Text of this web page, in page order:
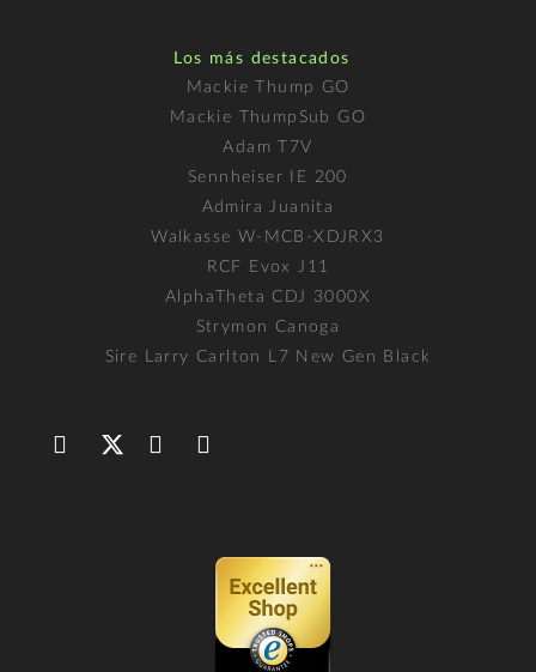
Los más destacados
Mackie Thump GO
Mackie ThumpSub GO
Adam T7V
Sennheiser IE 200
Admira Juanita
Walkasse W-MCB-XDJRX3
RCF Evox J11
AlphaTheta CDJ 3000X
Strymon Canoga
Sire Larry Carlton L7 New Gen Black